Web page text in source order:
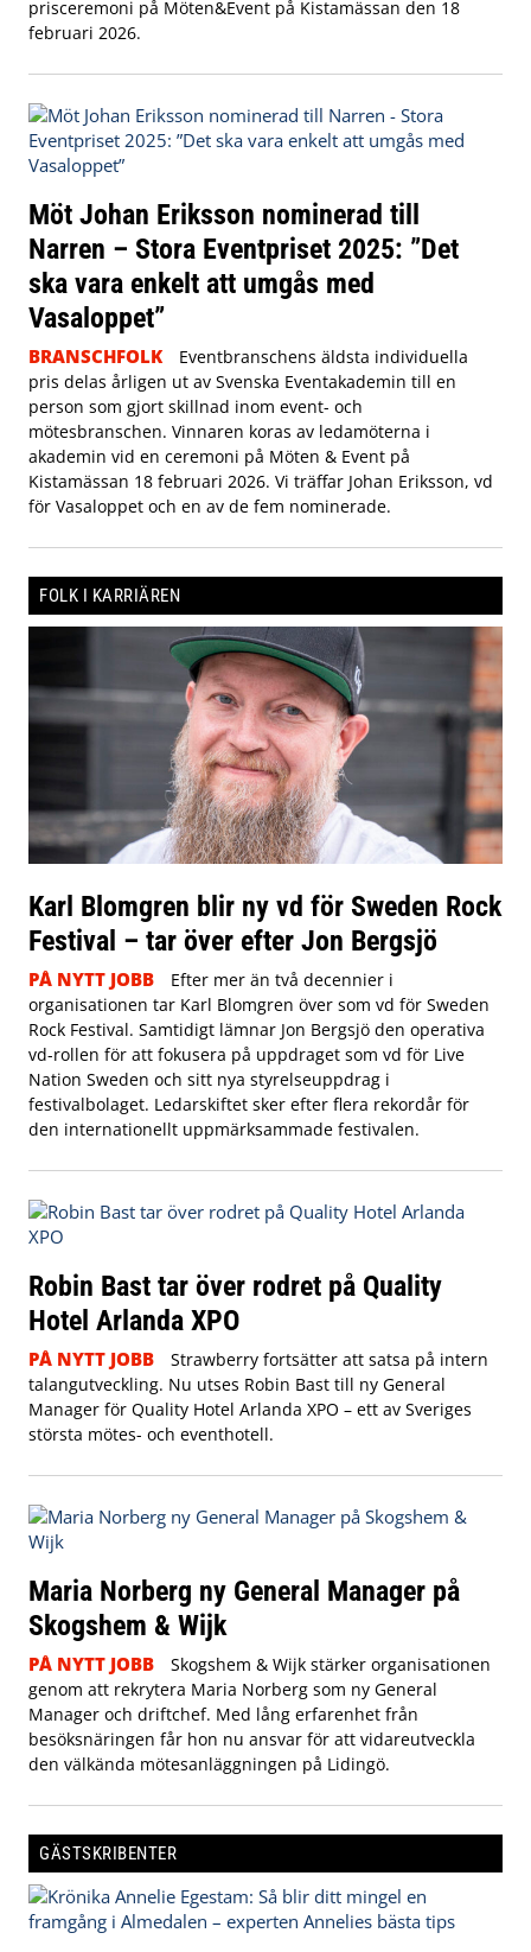
prisceremoni på Möten&Event på Kistamässan den 18
februari 2026.
Möt Johan Eriksson nominerad till
Narren – Stora Eventpriset 2025: ”Det
ska vara enkelt att umgås med
Vasaloppet”
BRANSCHFOLK
Eventbranschens äldsta individuella
pris delas årligen ut av Svenska Eventakademin till en
person som gjort skillnad inom event- och
mötesbranschen. Vinnaren koras av ledamöterna i
akademin vid en ceremoni på Möten & Event på
Kistamässan 18 februari 2026. Vi träffar Johan Eriksson, vd
för Vasaloppet och en av de fem nominerade.
FOLK I KARRIÄREN
Karl Blomgren blir ny vd för Sweden Rock
Festival – tar över efter Jon Bergsjö
PÅ NYTT JOBB
Efter mer än två decennier i
organisationen tar Karl Blomgren över som vd för Sweden
Rock Festival. Samtidigt lämnar Jon Bergsjö den operativa
vd-rollen för att fokusera på uppdraget som vd för Live
Nation Sweden och sitt nya styrelseuppdrag i
festivalbolaget. Ledarskiftet sker efter flera rekordår för
den internationellt uppmärksammade festivalen.
Robin Bast tar över rodret på Quality
Hotel Arlanda XPO
PÅ NYTT JOBB
Strawberry fortsätter att satsa på intern
talangutveckling. Nu utses Robin Bast till ny General
Manager för Quality Hotel Arlanda XPO – ett av Sveriges
största mötes- och eventhotell.
Maria Norberg ny General Manager på
Skogshem & Wijk
PÅ NYTT JOBB
Skogshem & Wijk stärker organisationen
genom att rekrytera Maria Norberg som ny General
Manager och driftchef. Med lång erfarenhet från
besöksnäringen får hon nu ansvar för att vidareutveckla
den välkända mötesanläggningen på Lidingö.
GÄSTSKRIBENTER